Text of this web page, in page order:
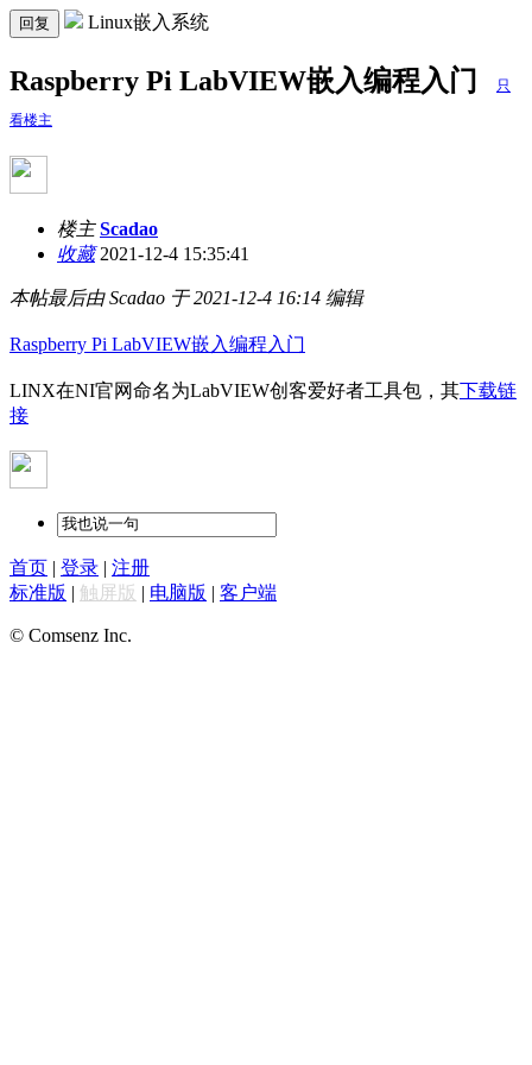
回复 Linux嵌入系统
Raspberry Pi LabVIEW嵌入编程入门 只
看楼主
楼主 Scadao
收藏2021-12-4 15:35:41
本帖最后由 Scadao 于 2021-12-4 16:14 编辑
Raspberry Pi LabVIEW嵌入编程入门
LINX在NI官网命名为LabVIEW创客爱好者工具包，其下载链
接
首页 | 登录 | 注册
标准版 | 触屏版 | 电脑版 | 客户端
© Comsenz Inc.